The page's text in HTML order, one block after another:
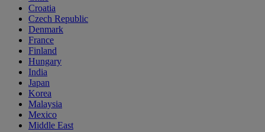
Croatia
Czech Republic
Denmark
France
Finland
Hungary
India
Japan
Korea
Malaysia
Mexico
Middle East